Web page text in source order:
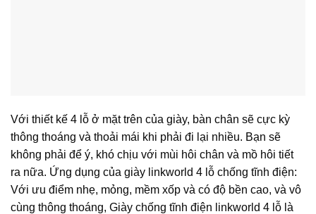
Với thiết kế 4 lỗ ở mặt trên của giày, bàn chân sẽ cực kỳ
thông thoáng và thoải mái khi phải đi lại nhiều. Bạn sẽ
không phải để ý, khó chịu với mùi hôi chân và mồ hôi tiết
ra nữa. Ứng dụng của giày linkworld 4 lỗ chống tĩnh điện:
Với ưu điểm nhẹ, mỏng, mềm xốp và có độ bền cao, và vô
cùng thông thoáng, Giày chống tĩnh điện linkworld 4 lỗ là